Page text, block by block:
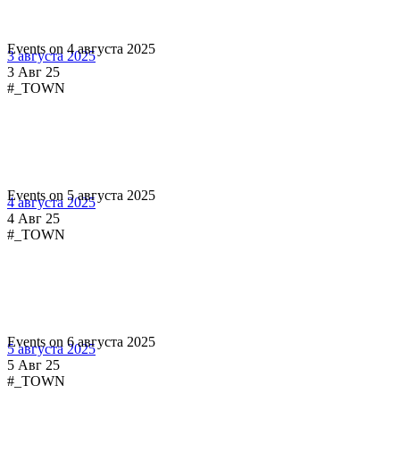
3 августа 2025
3 Авг 25
#_TOWN
Events on 4 августа 2025
4 августа 2025
4 Авг 25
#_TOWN
Events on 5 августа 2025
5 августа 2025
5 Авг 25
#_TOWN
Events on 6 августа 2025